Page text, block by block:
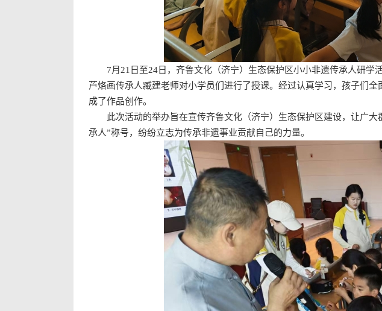
7月21日至24日，齐鲁文化（济宁）生态保护区小小非遗传承人研
芦烙画传承人臧建老师对小学员们进行了授课。经过认真学习，孩子们
成了作品创作。
此次活动的举办旨在宣传齐鲁文化（济宁）生态保护区建设，让广
承人”称号，纷纷立志为传承非遗事业贡献自己的力量。